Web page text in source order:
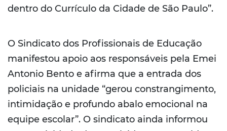
dentro do Currículo da Cidade de São Paulo”.
O Sindicato dos Profissionais de Educação
manifestou apoio aos responsáveis pela Emei
Antonio Bento e afirma que a entrada dos
policiais na unidade “gerou constrangimento,
intimidação e profundo abalo emocional na
equipe escolar”. O sindicato ainda informou